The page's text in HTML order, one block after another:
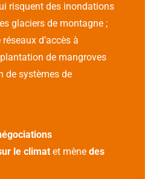
risquent des inondations
glaciers de montagne ;
d’accès à
plantation de mangroves
de systèmes de
le climatet mène des